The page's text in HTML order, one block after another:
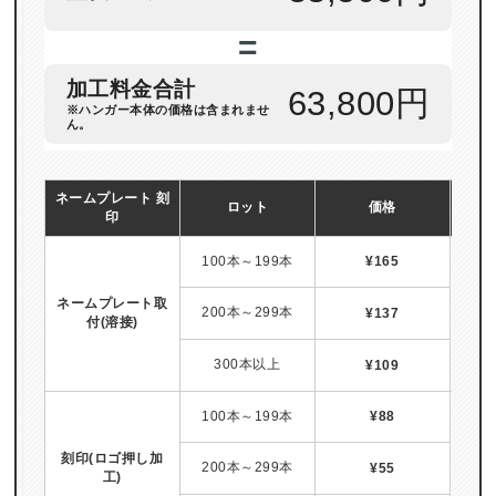
=
加工料金合計
※ハンガー本体の価格は含まれませ
ん。
63,800円
ネームプレート 刻
印
ロット 価格
ネームプレート取
付(溶接)
100本～199本 ¥165
200本～299本 ¥137
300本以上 ¥109
刻印(ロゴ押し加
工)
100本～199本 ¥88
200本～299本 ¥55